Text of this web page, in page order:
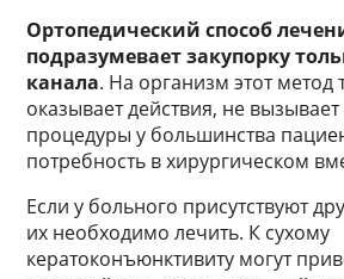
Ортопедический способ
подразумевает закупорку
канала. На организм этот метод
оказывает действия, не
процедуры у большинства
потребность в хирургическом
Если у больного присутствуют
их необходимо лечить. К сухому
кератоконъюнктивиту могут